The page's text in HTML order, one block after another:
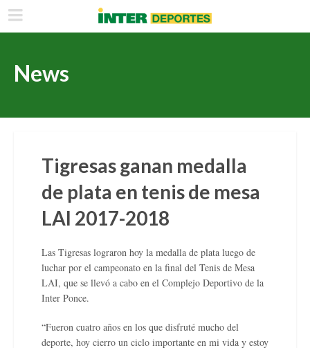
News
Tigresas ganan medalla
de plata en tenis de mesa
LAI 2017-2018
Las Tigresas lograron hoy la medalla de plata luego de
luchar por el campeonato en la final del Tenis de Mesa
LAI, que se llevó a cabo en el Complejo Deportivo de la
Inter Ponce.
“Fueron cuatro años en los que disfruté mucho del
deporte, hoy cierro un ciclo importante en mi vida y estoy